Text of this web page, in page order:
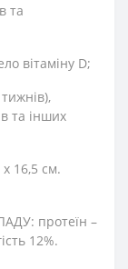
та
вітаміну D;
та інших
16,5 см.
протеїн –
12%.